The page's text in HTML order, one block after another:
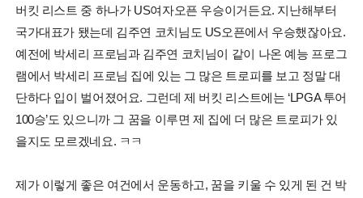
버킷 리스트 중 하나가 US여자오픈 우승이거든요. 지난해부터
국가대표가 됐는데 김주연 코치님도 US오픈에서 우승했잖아요.
예전에 박세리 프로님과 김주연 코치님이 같이 나온 예능 프로그
램에서 박세리 프로님 집에 있는 그 많은 트로피를 보고 정말 대
단하다 입이 벌어졌어요. 그런데 제 버킷 리스트에는 ‘LPGA 투어
100승’도 있으니까 그 꿈을 이루면 제 집에 더 많은 트로피가 있
을지도 모르겠네요. ㅋㅋ
제가 이렇게 좋은 여건에서 운동하고, 꿈을 키울 수 있게 된 건 박